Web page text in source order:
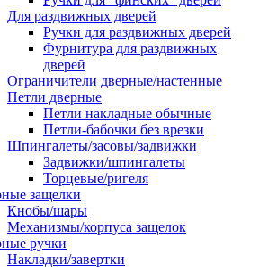
Для раздвижных дверей
Ручки для раздвижных дверей
Фурнитура для раздвижных
дверей
Ограничители дверные/настенные
Петли дверные
Петли накладные обычные
Петли-бабочки без врезки
Шпингалеты/засовы/задвижки
Задвижки/шпингалеты
Торцевые/ригеля
защелки
Кнобы/шары
Механизмы/корпуса защелок
ручки
Накладки/завертки